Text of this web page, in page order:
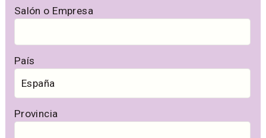
Salón o Empresa
País
Provincia